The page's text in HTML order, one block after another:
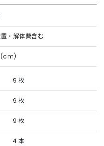
・解体費含む
(cm)
9 枚
9 枚
9 枚
4 本